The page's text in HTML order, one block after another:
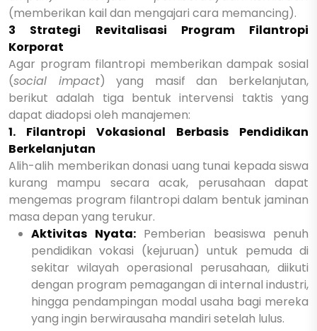
(memberikan kail dan mengajari cara memancing).
3 Strategi Revitalisasi Program Filantropi
Korporat
Agar program filantropi memberikan dampak sosial
(social impact) yang masif dan berkelanjutan,
berikut adalah tiga bentuk intervensi taktis yang
dapat diadopsi oleh manajemen:
1. Filantropi Vokasional Berbasis Pendidikan
Berkelanjutan
Alih-alih memberikan donasi uang tunai kepada siswa
kurang mampu secara acak, perusahaan dapat
mengemas program filantropi dalam bentuk jaminan
masa depan yang terukur.
Aktivitas Nyata:Pemberian beasiswa penuh
pendidikan vokasi (kejuruan) untuk pemuda di
sekitar wilayah operasional perusahaan, diikuti
dengan program pemagangan di internal industri,
hingga pendampingan modal usaha bagi mereka
yang ingin berwirausaha mandiri setelah lulus.